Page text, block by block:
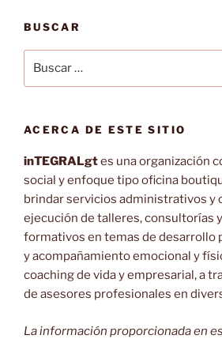
BUSCAR
por:
ACERCA DE ESTE SITIO
inTEGRALgtes una organización
social y enfoque tipo oficina
brindar servicios administrativos y
ejecución de talleres, consultorías
formativos en temas de desarrollo
y acompañamiento emocional y
coaching de vida y empresarial, a
de asesores profesionales en
La información proporcionada en